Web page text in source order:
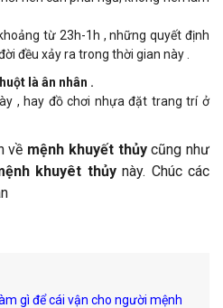
từ 23h-1h , những quyết định
đều xảy ra trong thời gian này .
là ân nhân .
, hay đồ chơi nhựa đặt trang trí ở
về mệnh khuyết thủycũng như
khuyêt thủynày. Chúc các
gì để cái vận cho người mệnh